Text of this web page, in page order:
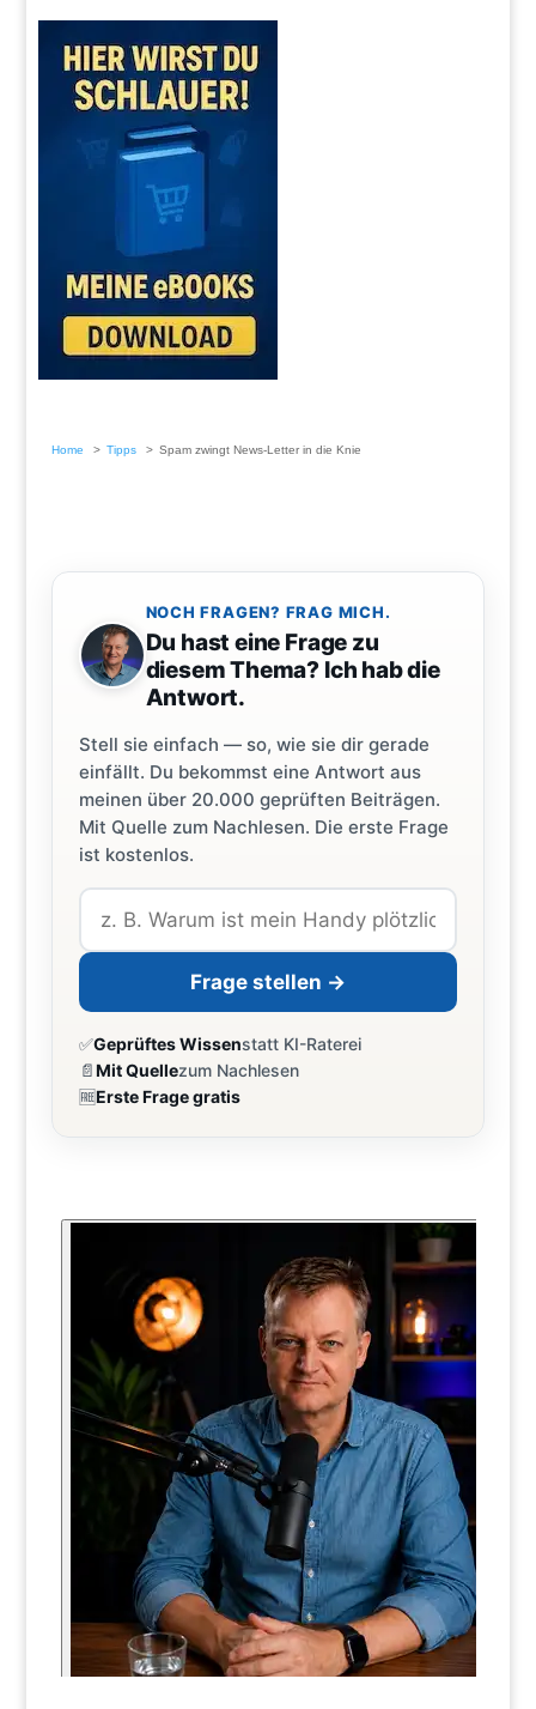
Home Tipps Spam zwingt News-Letter in die Knie
NOCH FRAGEN? FRAG MICH.
Du hast eine Frage zu
diesem Thema? Ich hab die
Antwort.
Stell sie einfach — so, wie sie dir gerade
einfällt. Du bekommst eine Antwort aus
meinen über 20.000 geprüften Beiträgen.
Mit Quelle zum Nachlesen. Die erste Frage
ist kostenlos.
Frage stellen →
✅Geprüftes Wissenstatt KI-Raterei
📄Mit Quellezum Nachlesen
🆓Erste Frage gratis